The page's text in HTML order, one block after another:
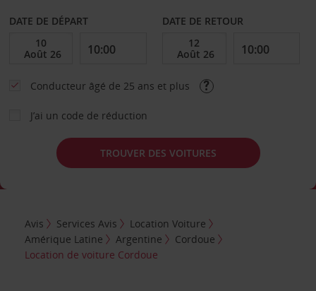
DATE DE DÉPART DATE DE RETOUR
Conducteur âgé de 25 ans et plus
J’ai un code de réduction
TROUVER DES VOITURES
Avis Services Avis
Location Voiture
Amérique Latine
Argentine
Cordoue
Location de voiture Cordoue